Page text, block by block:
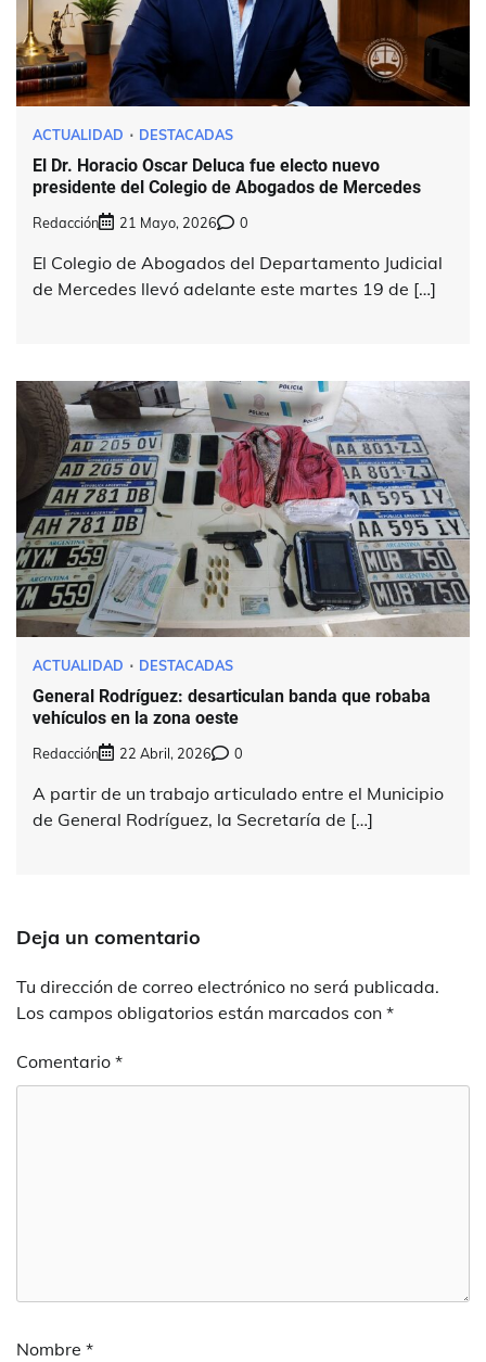
ACTUALIDAD DESTACADAS
El Dr. Horacio Oscar Deluca fue electo nuevo
presidente del Colegio de Abogados de Mercedes
Redacción 21 Mayo, 2026 0
El Colegio de Abogados del Departamento Judicial
de Mercedes llevó adelante este martes 19 de […]
ACTUALIDAD DESTACADAS
General Rodríguez: desarticulan banda que robaba
vehículos en la zona oeste
Redacción 22 Abril, 2026 0
A partir de un trabajo articulado entre el Municipio
de General Rodríguez, la Secretaría de […]
Deja un comentario
Tu dirección de correo electrónico no será publicada.
Los campos obligatorios están marcados con *
Comentario *
Nombre *